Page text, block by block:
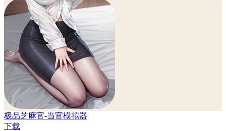
极品芝麻官-当官模拟器
下载